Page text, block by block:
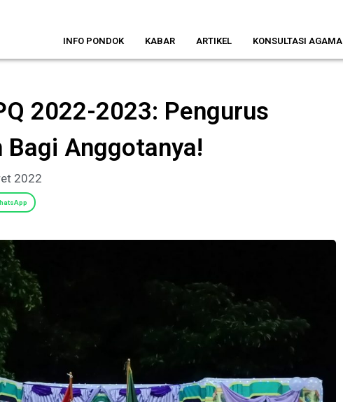
INFO PONDOK KABAR ARTIKEL KONSULTASI AGAMA
2022-2023: Pengurus
Bagi Anggotanya!
2022